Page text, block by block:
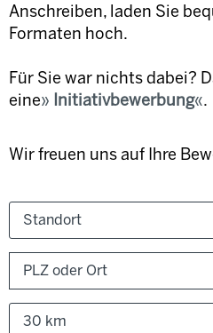
Anschreiben, laden Sie
Formaten hoch.
Für Sie war nichts dabei?
eine
Initiativbewerbung .
Wir freuen uns auf Ihre
Standort
30 km